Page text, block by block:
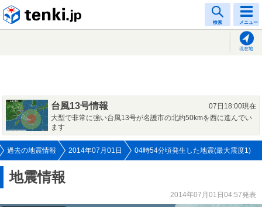
検索 メニュー
現在地
台風13号情報
07日18:00現在
大型で非常に強い台風13号が名護市の北約50kmを西に進んでい
ます
過去の地震情報 2014年07月01日 04時54分頃発生した地震(最大震度1)
地震情報
2014年07月01日04:57発表